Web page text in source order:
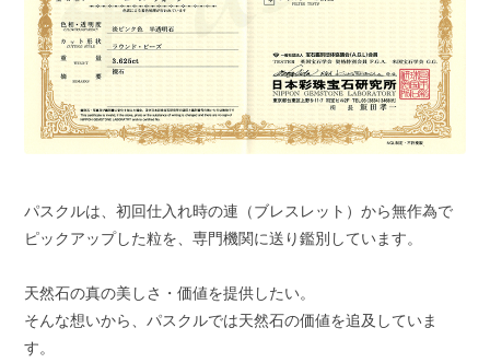
パスクルは、初回仕入れ時の連（ブレスレット）から無作為で
ピックアップした粒を、専門機関に送り鑑別しています。
天然石の真の美しさ・価値を提供したい。
そんな想いから、パスクルでは天然石の価値を追及していま
す。